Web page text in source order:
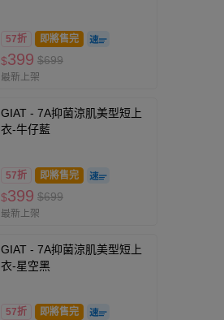
57折 即將售完
$399 $699
最新上架
GIAT - 7A抑菌涼肌美型短上
衣-牛仔藍
57折 即將售完
$399 $699
最新上架
GIAT - 7A抑菌涼肌美型短上
衣-星空黑
57折 即將售完